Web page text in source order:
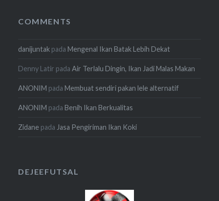
COMMENTS
danijuntak padaMengenal Ikan Batak Lebih Dekat
Denny Latir padaAir Terlalu Dingin, Ikan Jadi Malas Makan
ANONIM padaMembuat sendiri pakan lele alternatif
ANONIM padaBenih Ikan Berkualitas
Zidane padaJasa Pengiriman Ikan Koki
DEJEEFUTSAL